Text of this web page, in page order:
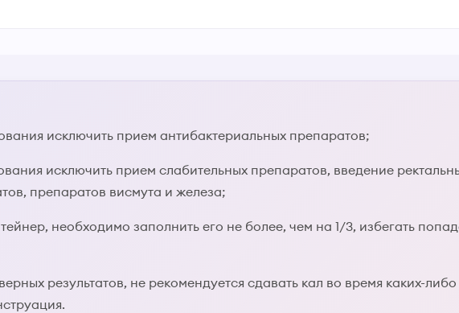
исключить прием антибактериальных препаратов;
исключить прием слабительных препаратов, введение
препаратов висмута и железа;
необходимо заполнить его не более, чем на 1/3, избегать
результатов, не рекомендуется сдавать кал во время каких-